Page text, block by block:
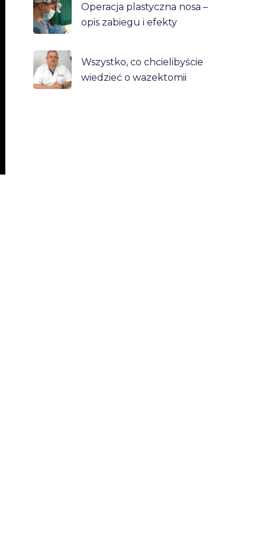
Operacja plastyczna nosa –
opis zabiegu i efekty
Wszystko, co chcielibyście
wiedzieć o wazektomii